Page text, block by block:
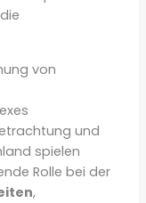
von
und
spielen
Rolle bei der
,